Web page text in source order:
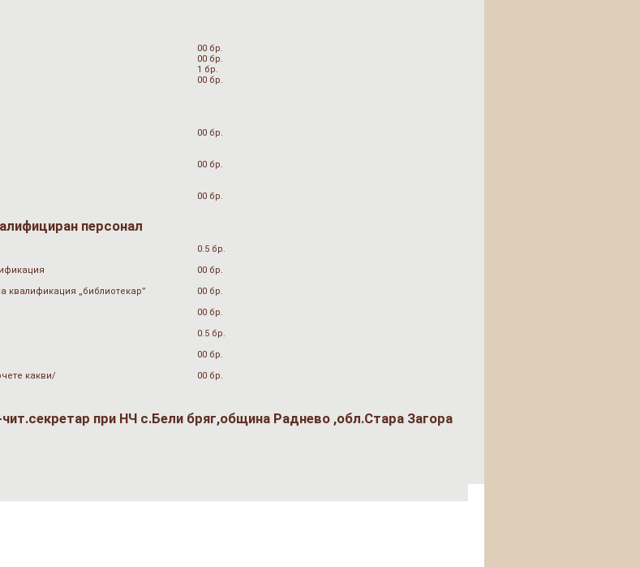
00 бр.
00 бр.
1 бр.
00 бр.
00 бр.
00 бр.
00 бр.
персонал
0.5 бр.
00 бр.
„библиотекар”
00 бр.
00 бр.
0.5 бр.
00 бр.
какви/
00 бр.
при НЧ с.Бели бряг,община Раднево ,обл.Стара Загора